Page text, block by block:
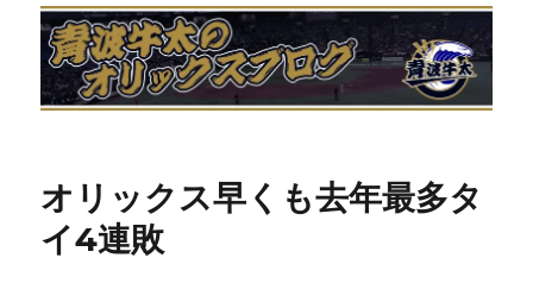
オリックス早くも去年最多タ
イ4連敗